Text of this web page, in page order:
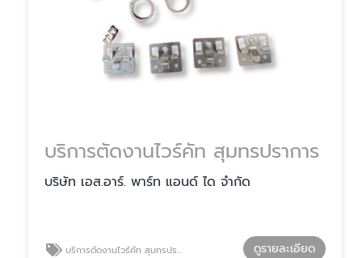
บริการตัดงานไวร์คัท สุมทรปราการ
บริษัท เอส.อาร์. พาร์ท แอนด์ ได จำกัด
บริการตัดงานไวร์คัท สุมทรปราการ ดูรายละเอียด